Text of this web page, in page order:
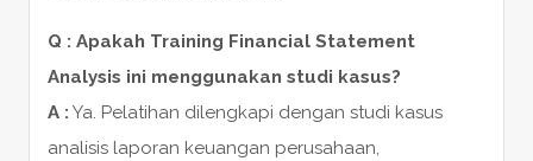
Q : Apakah Training Financial Statement
Analysis ini menggunakan studi kasus?
A : Ya. Pelatihan dilengkapi dengan studi kasus
analisis laporan keuangan perusahaan,